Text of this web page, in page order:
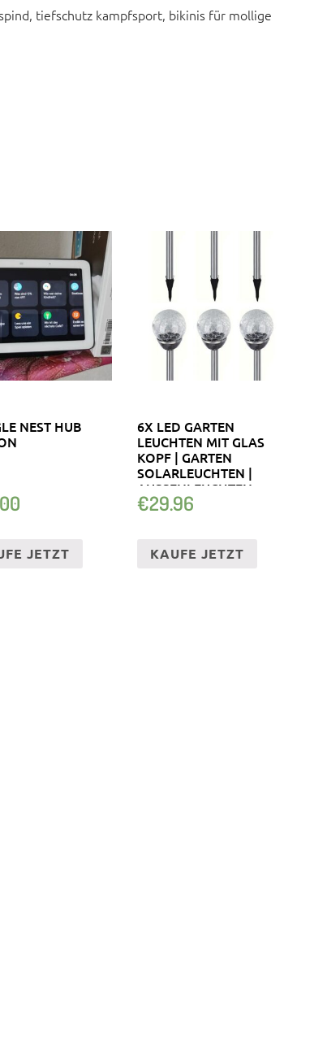
tiefschutz kampfsport, bikinis für mollige
NEST HUB
JETZT
6X LED GARTEN
LEUCHTEN MIT GLAS
KOPF | GARTEN
SOLARLEUCHTEN |
AUSSENLEUCHTEN
€29.96
KAUFE JETZT